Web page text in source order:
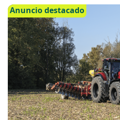
Anuncio destacado